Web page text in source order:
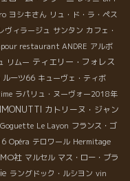
ヨシキさん リュ・ド・ラ・ペス
ヴィラージュ サンタン カフェ・
restaurant ANDRE アルボ
リムー ティエリー・フォレス
ルーツ66 キューヴェ・ティボ
ラパリュ・ヌーヴォー2018年
カトリーヌ・ジャン
Le Layon フランス・ゴ
Opéra テロワール Hermitage
О社 マルセル マス・ロー・ブラ
ラングドック・ルシヨン vin